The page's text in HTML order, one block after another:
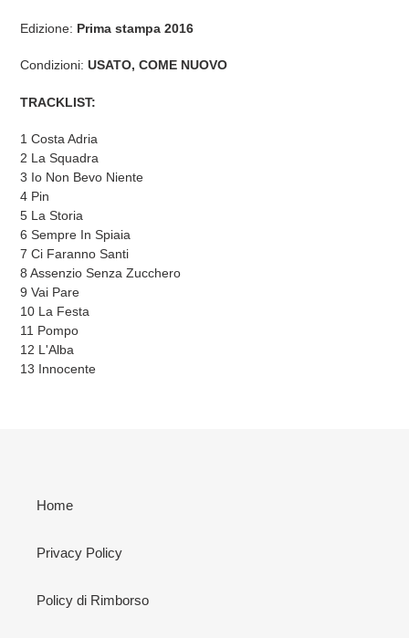
nel
Edizione: Prima stampa 2016
Condizioni: USATO, COME NUOVO
TRACKLIST:
1 Costa Adria
2 La Squadra
3 Io Non Bevo Niente
4 Pin
5 La Storia
6 Sempre In Spiaia
7 Ci Faranno Santi
8 Assenzio Senza Zucchero
9 Vai Pare
10 La Festa
11 Pompo
12 L'Alba
13 Innocente
Home
Privacy Policy
Policy di Rimborso